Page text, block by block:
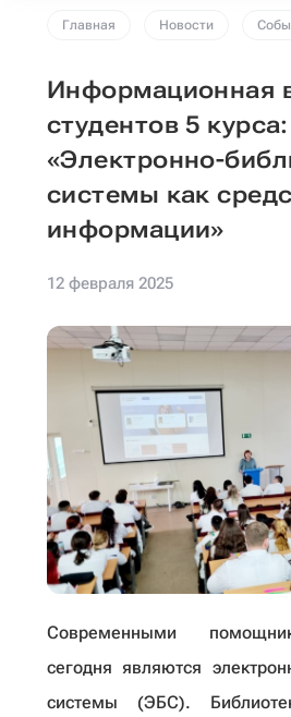
Главная Новости
Информационная
студентов 5 курса:
«Электронно-
системы как
информации»
12 февраля 2025
Современными
сегодня являются
системы (ЭБС).